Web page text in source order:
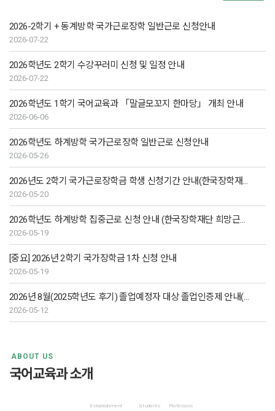
2026-2학기 + 동계방학 국가근로장학 일반근로 신청안내
2026-07-22
2026학년도 2학기 수강꾸러미 신청 및 일정 안내
2026-07-22
2026학년도 1학기 국어교육과 「말글모꼬지 한마당」 개최 안내
2026-06-06
2026학년도 하계방학 국가근로장학 일반근로 신청안내
2026-05-26
2026년도 2학기 국가근로장학금 학생 신청기간 안내(한국장학재단 1차)
2026-05-20
2026학년도 하계방학 집중근로 신청 안내 (한국장학재단 희망근로기관 신청)
2026-05-19
[중요] 2026년 2학기 국가장학금 1차 신청 안내
2026-05-19
2026년 8월(2025학년도 후기) 졸업예정자 대상 졸업인증제 안내(수정)
2026-05-12
ABOUT US
국어교육과 소개
Establishment Students Professors